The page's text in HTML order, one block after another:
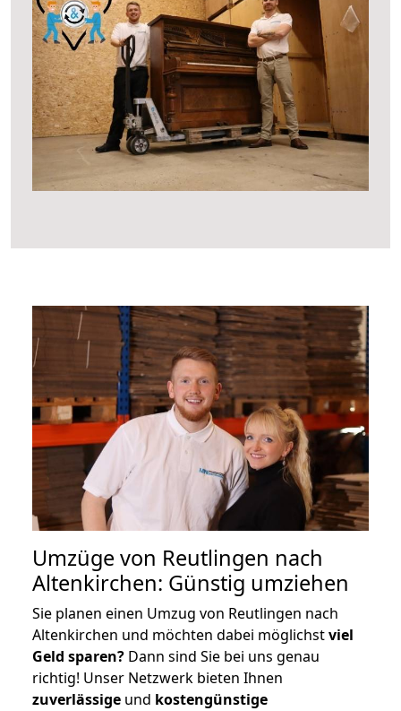
Umzüge von Reutlingen nach
Altenkirchen: Günstig umziehen
Sie planen einen Umzug von Reutlingen nach
Altenkirchen und möchten dabei möglichstviel
Geld sparen? Dann sind Sie bei uns genau
richtig! Unser Netzwerk bieten Ihnen
zuverlässige und kostengünstige